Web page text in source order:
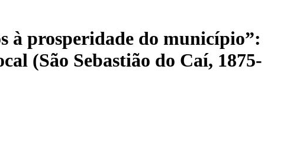
à prosperidade do município”:
(São Sebastião do Caí, 1875-